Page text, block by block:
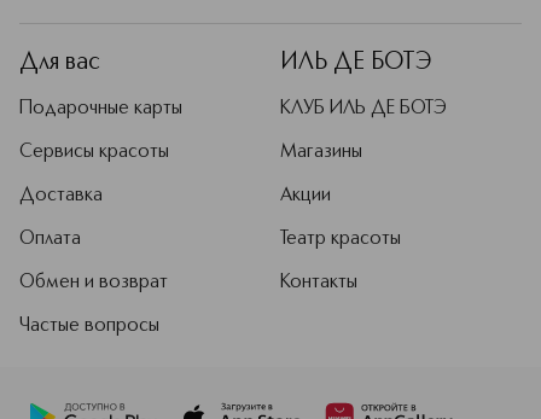
Для вас
Подарочные карты
Сервисы красоты
Доставка
Оплата
Обмен и возврат
Частые вопросы
ИЛЬ ДЕ БОТЭ
КЛУБ ИЛЬ ДЕ БОТЭ
Магазины
Акции
Театр красоты
Контакты